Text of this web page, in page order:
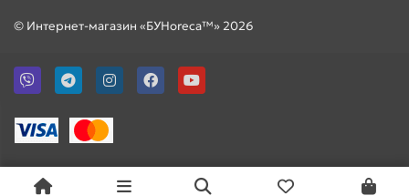
© Интернет-магазин «БУHoreca™» 2026